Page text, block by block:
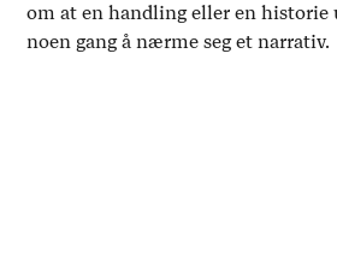
om at en handling eller en historie
noen gang å nærme seg et narrativ.